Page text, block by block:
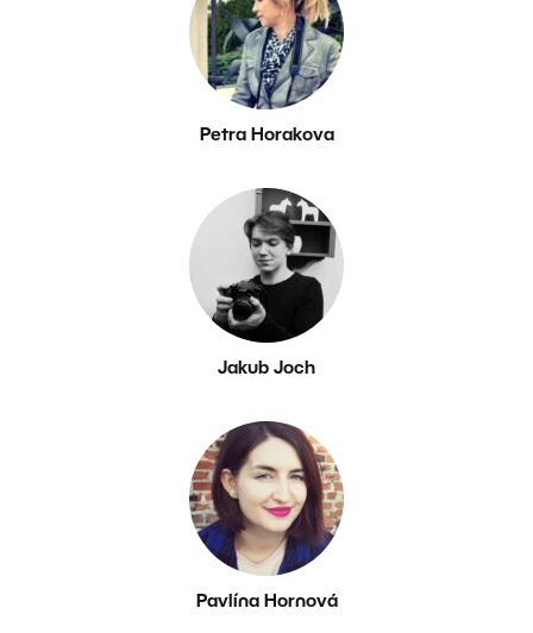
Petra Horakova
Jakub Joch
Pavlína Hornová